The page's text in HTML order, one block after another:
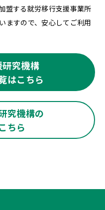
盟する就労移行支援事業所
ますので、安心してご利用
究機構
はこちら
究機構の
ちら